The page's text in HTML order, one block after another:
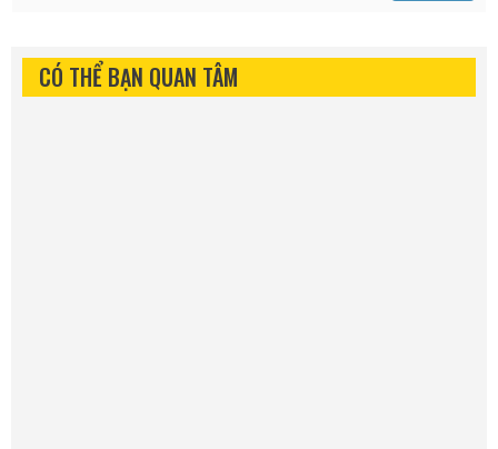
CÓ THỂ BẠN QUAN TÂM